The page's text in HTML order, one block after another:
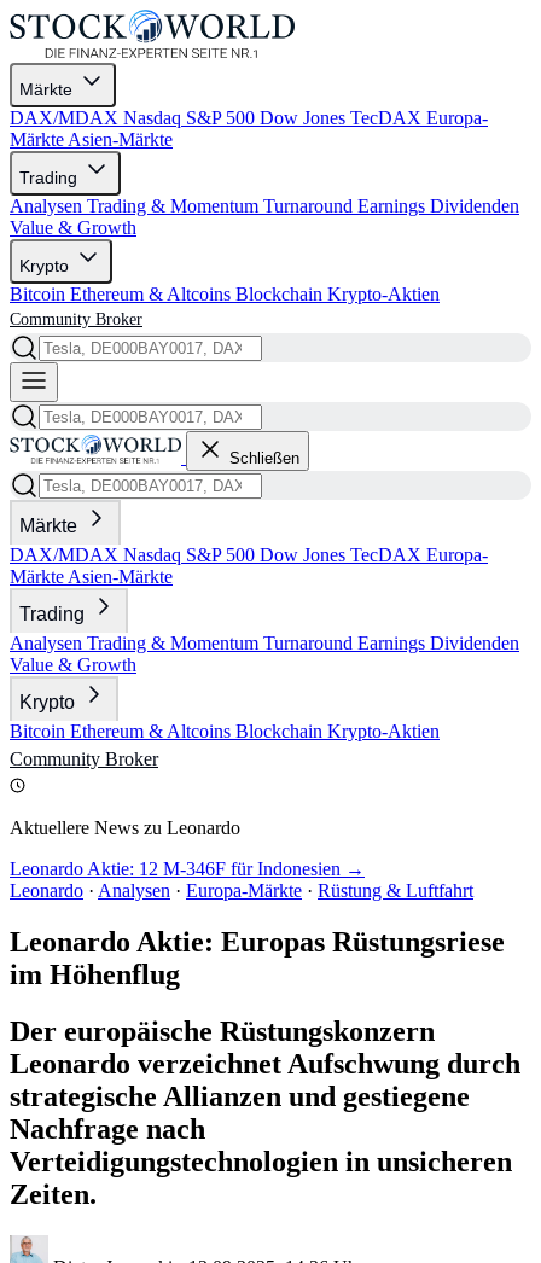
Märkte
DAX/MDAX Nasdaq S&P 500 Dow Jones TecDAX Europa-
Märkte Asien-Märkte
Trading
Analysen Trading & Momentum Turnaround Earnings Dividenden
Value & Growth
Krypto
Bitcoin Ethereum & Altcoins Blockchain Krypto-Aktien
Community Broker
Schließen
Märkte
DAX/MDAX Nasdaq S&P 500 Dow Jones TecDAX Europa-
Märkte Asien-Märkte
Trading
Analysen Trading & Momentum Turnaround Earnings Dividenden
Value & Growth
Krypto
Bitcoin Ethereum & Altcoins Blockchain Krypto-Aktien
Community Broker
Aktuellere News zu Leonardo
Leonardo Aktie: 12 M-346F für Indonesien →
Leonardo · Analysen · Europa-Märkte · Rüstung & Luftfahrt
Leonardo Aktie: Europas Rüstungsriese
im Höhenflug
Der europäische Rüstungskonzern
Leonardo verzeichnet Aufschwung durch
strategische Allianzen und gestiegene
Nachfrage nach
Verteidigungstechnologien in unsicheren
Zeiten.